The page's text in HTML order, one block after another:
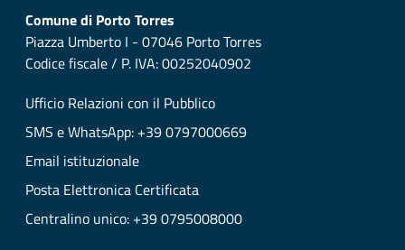
Comune di Porto Torres
Piazza Umberto I - 07046 Porto Torres
Codice fiscale / P. IVA: 00252040902
Ufficio Relazioni con il Pubblico
SMS e WhatsApp: +39 0797000669
Email istituzionale
Posta Elettronica Certificata
Centralino unico: +39 0795008000